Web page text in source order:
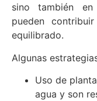
sino también
pueden
equilibrado.
Algunas
Uso de
agua y son